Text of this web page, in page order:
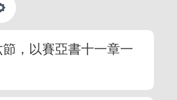
，以賽亞書十一章一